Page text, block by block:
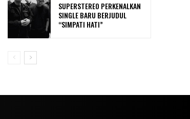
SUPERSTEREO PERKENALKAN
SINGLE BARU BERJUDUL
“SIMPATI HATI”